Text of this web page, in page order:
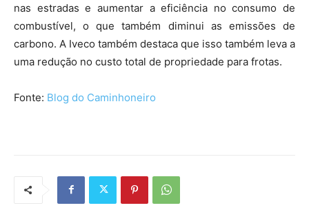
nas estradas e aumentar a eficiência no consumo de
combustível, o que também diminui as emissões de
carbono. A Iveco também destaca que isso também leva a
uma redução no custo total de propriedade para frotas.
Fonte: Blog do Caminhoneiro